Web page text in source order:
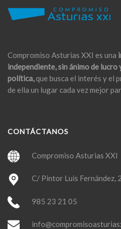
Compromiso Asturias XXI es una
independiente, sin ánimo de
política,que busca el interés y el
de ella un lugar cada vez mejor
CONTÁCTANOS
Compromiso Asturias XXI
C/ Pintor Luis Fernández,
985 23 21 05